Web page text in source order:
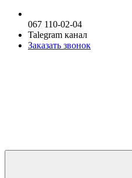
067 110-02-04
Talegram канал
Заказать звонок